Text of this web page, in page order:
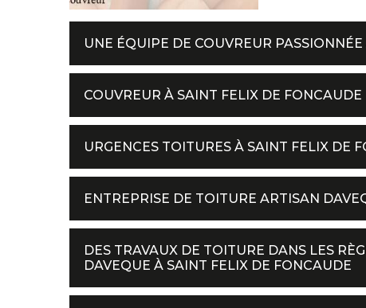
UNE ÉQUIPE DE COUVREUR
COUVREUR À SAINT FELIX DE FONCAUDE
URGENCES TOITURES À SAINT FELIX DE
ENTREPRISE DE TOITURE ARTISAN
DES TRAVAUX DE TOITURE DANS LES
DAVEQUE À SAINT FELIX DE FONCAUDE